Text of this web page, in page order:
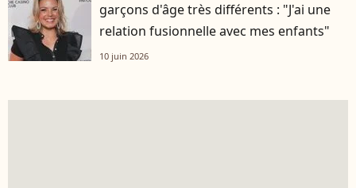
garçons d'âge très différents : "J'ai une
relation fusionnelle avec mes enfants"
10 juin 2026